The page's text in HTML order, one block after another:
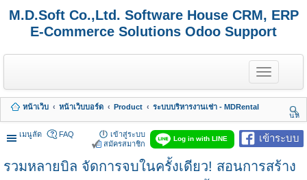
M.D.Soft Co.,Ltd. Software House CRM, ERP
E-Commerce Solutions Odoo Support
T
o
g
e
n
a
i
g
หน้าเว็บ หน้าเว็บบอร์ด Product
ระบบบริหารงานเช่า - MDRental
นห
า
เมนูลัด
เข้าระบบ
Log in with LINE
FAQ
เข้าสู่ระบบ
สมัครสมาชิก
รวมหลายบิล จัดการจบในครั้งเดียว! สอนการสร้าง